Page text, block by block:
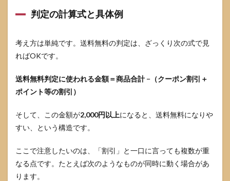
判定の計算式と具体例
考え方は単純です。送料無料の判定は、ざっくり次の式で見
ればOKです。
送料無料判定に使われる金額＝商品合計 −（クーポン割引＋
ポイント等の割引）
そして、この金額が2,000円以上になると、送料無料になりや
すい、という構造です。
ここで注意したいのは、「割引」と一口に言っても複数が重
なる点です。たとえば次のようなものが同時に動く場合があ
ります。